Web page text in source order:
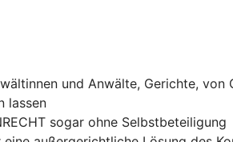
und Anwälte, Gerichte,
lassen
sogar ohne Selbstbeteiligung